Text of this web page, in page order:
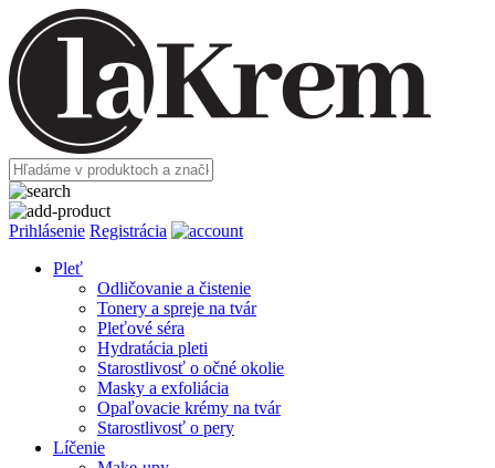
Prihlásenie Registrácia
Pleť
Odličovanie a čistenie
Tonery a spreje na tvár
Pleťové séra
Hydratácia pleti
Starostlivosť o očné okolie
Masky a exfoliácia
Opaľovacie krémy na tvár
Starostlivosť o pery
Líčenie